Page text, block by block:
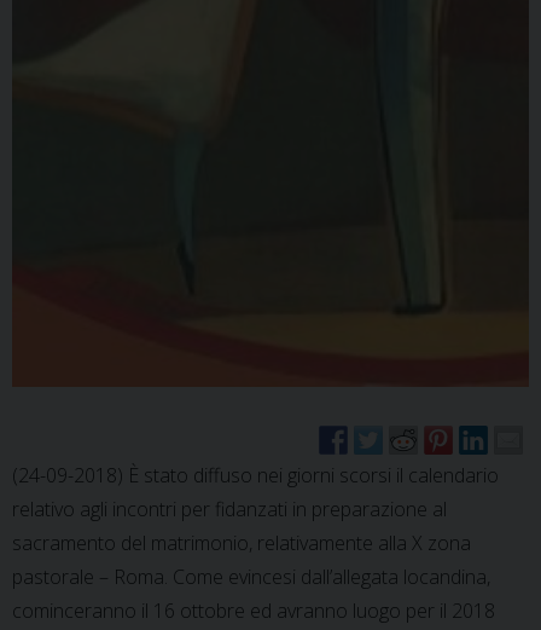
(24-09-2018) È stato diffuso nei giorni scorsi il calendario
relativo agli incontri per fidanzati in preparazione al
sacramento del matrimonio, relativamente alla X zona
pastorale – Roma. Come evincesi dall’allegata locandina,
cominceranno il 16 ottobre ed avranno luogo per il 2018